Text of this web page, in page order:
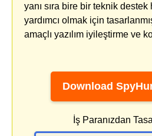
yanı sıra bire bir teknik
yardımcı olmak için
amaçlı yazılım iyileştirme ve
Download
İş Paranızdan